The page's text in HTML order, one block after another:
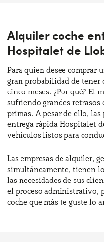
Alquiler coche
Hospitalet de
Para quien desee comprar
gran probabilidad de tener
cinco meses. ¿Por qué? El
sufriendo grandes retrasos
primas. A pesar de ello,
entrega rápida Hospitalet
vehículos listos para
Las empresas de alquiler,
simultáneamente, tienen
las necesidades de sus
el proceso administrativo,
coche que más te guste lo